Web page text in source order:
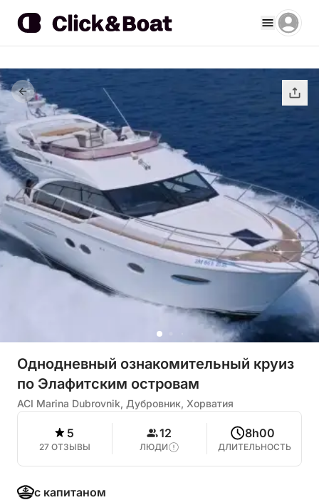
Однодневный ознакомительный круиз
по Элафитским островам
ACI Marina Dubrovnik, Дубровник, Хорватия
5
27 ОТЗЫВЫ
12
ЛЮДИ
8h00
ДЛИТЕЛЬНОСТЬ
с капитаном